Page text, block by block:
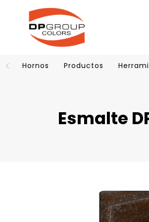
Hornos Productos
Esmalte